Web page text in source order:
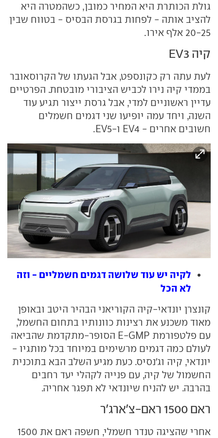
גולת הכותרת היא המחיר כמובן, כשהמטרה היא
להציב אותה - לפחות בגרסת הבסיס - בטווח שבין
20-25 אלף אירו.
קיה EV3
לעת עתה רק כקונספט, אבל הגעתו של הקרוסאובר
בממדי קיה נירו לכביש הציבורי מובטחת. הפרטיים
עדיין ראשוניים למדי, אבל גרסת ייצור תגיע עוד
השנה, ויחד עמה יופיעו שני דגמים חשמלים
חשובים אחרים - EV4 ו-EV5.
לקיה יש עוד שלושה דגמים חשמליים - וזה
לא הכל
קונצרן יונדאי-קיה הקוריאני הבהיר היטב ובאופן
מאוד משכנע את רצינות כוונותיו בתחום החשמל,
עם פלטפורמת E-GMP הסופר-מתקדמת שהביאה
לעולם כמה דגמים מרשימים במיוחד בכל מותגיו -
יונדאי, קיה וג'נסיס. כעת מגיע השלב הבא בתוכנית
החשמול של קיה, עם פנייה לקהלי יעד רחבים
בהרבה. יש להניח שיונדאי לא תפגר אחריה.
ראם 1500 ראם-צ'ארג'ר
אחרי שהציגה טנדר חשמלי, חשפה ראם את 1500